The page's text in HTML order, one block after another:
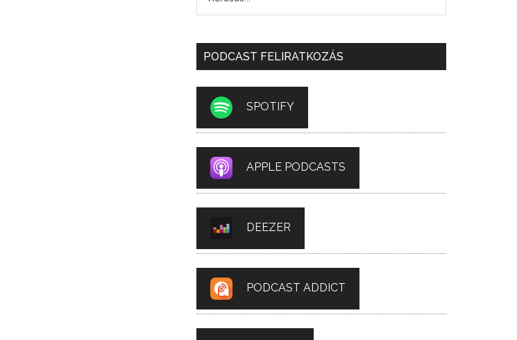
PODCAST FELIRATKOZÁS
SPOTIFY
APPLE PODCASTS
DEEZER
PODCAST ADDICT